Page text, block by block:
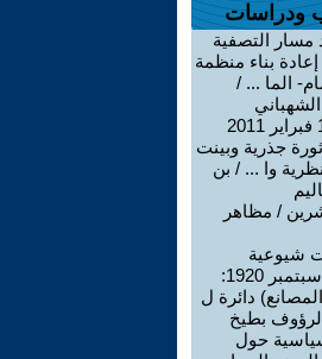
ودراسات
مسار التصفية
بناء منظمة
الما ... /
ليبيا 17 فبراير 2011
جذرية وبينت
وا ... / بن
/ مظاهر
شيوعية
(إيطاليا،سبتمبر 1920:
دائرة ل
بطيخ
حول